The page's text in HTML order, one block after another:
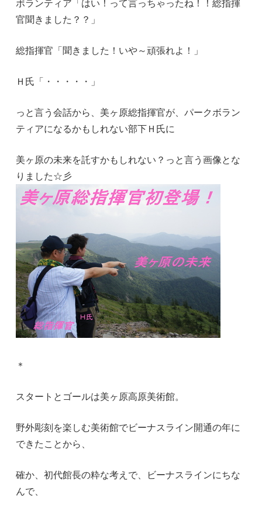
ボランティア「はい！って言っちゃったね！！総指揮
官聞きました？？」
総指揮官「聞きました！いや～頑張れよ！」
Ｈ氏「・・・・・」
っと言う会話から、美ヶ原総指揮官が、パークボラン
ティアになるかもしれない部下Ｈ氏に
美ヶ原の未来を託すかもしれない？っと言う画像とな
りました☆彡
＊
スタートとゴールは美ヶ原高原美術館。
野外彫刻を楽しむ美術館でビーナスライン開通の年に
できたことから、
確か、初代館長の粋な考えで、ビーナスラインにちな
んで、